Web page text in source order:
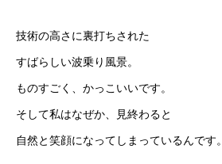
技術の高さに裏打ちされた
すばらしい波乗り風景。
ものすごく、かっこいいです。
そして私はなぜか、見終わると
自然と笑顔になってしまっているんです。